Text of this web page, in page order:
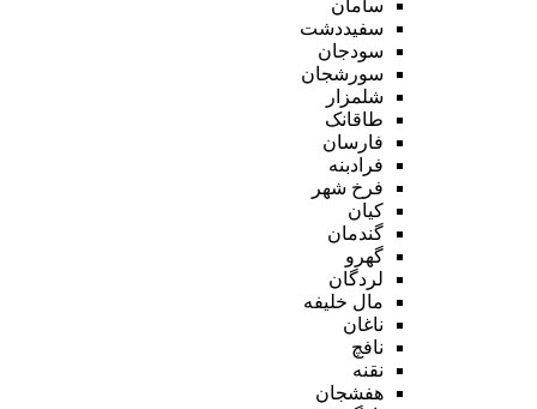
سامان
سفیددشت
سودجان
سورشجان
شلمزار
طاقانک
فارسان
فرادبنه
فرخ شهر
کیان
گندمان
گهرو
لردگان
مال خلیفه
ناغان
نافچ
نقنه
هفشجان